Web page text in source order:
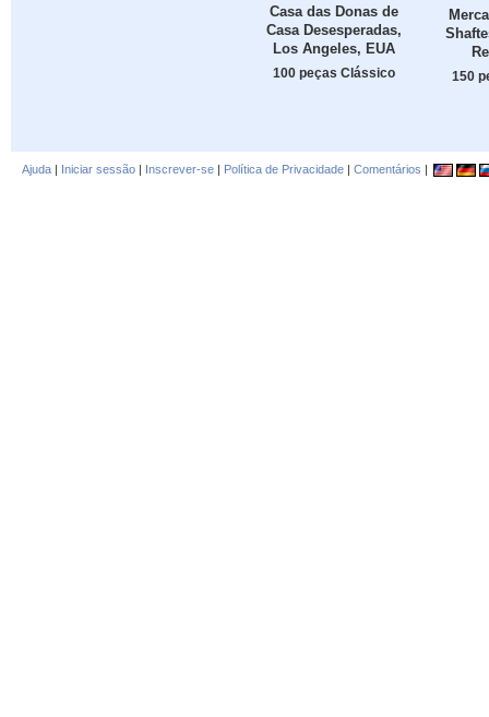
Casa das Donas de
Casa Desesperadas,
Los Angeles, EUA
100 peças Clássico 150
Ajuda | Iniciar sessão | Inscrever-se | Política de Privacidade | Comentários |